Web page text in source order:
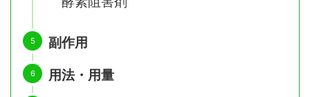
副作用
用法・用量